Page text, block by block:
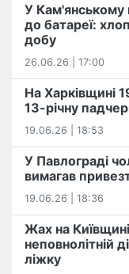
У Кам'янському
до батареї:
добу
26.06.26 | 17:00
На Харківщині
13-річну
19.06.26 | 18:53
У Павлограді
вимагав
19.06.26 | 18:36
Жах на
неповнолітній
ліжку